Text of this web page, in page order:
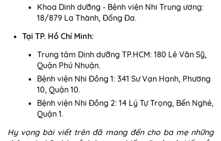
Khoa Dinh dưỡng - Bệnh viện Nhi Trung ương:
18/879 La Thành, Đống Đa.
Tại TP. Hồ Chí Minh:
Trung tâm Dinh dưỡng TP.HCM: 180 Lê Văn Sỹ,
Quận Phú Nhuận.
Bệnh viện Nhi Đồng 1: 341 Sư Vạn Hạnh, Phường
10, Quận 10.
Bệnh viện Nhi Đồng 2: 14 Lý Tự Trọng, Bến Nghé,
Quận 1.
Hy vọng bài viết trên đã mang đến cho ba mẹ những